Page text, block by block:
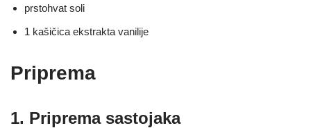
prstohvat soli
1 kašičica ekstrakta vanilije
Priprema
1. Priprema sastojaka